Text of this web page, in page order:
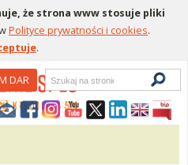
że strona www stosuje pliki
Polityce prywatności i cookies.
.
DAR